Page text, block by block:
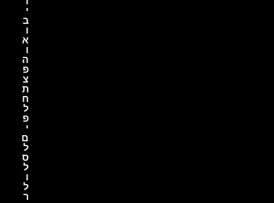
י
ב
ו
א
ו
ה
פ
צ
ת
ח
ל
פ
י
ם
ל
ס
ל
ו
ל
ר